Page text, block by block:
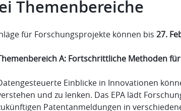
Themenbereiche
für Forschungsprojekte können bis 27.
A: Fortschrittliche Methoden
Einblicke in Innovationen
und zu lenken. Das EPA lädt
Patentanmeldungen in